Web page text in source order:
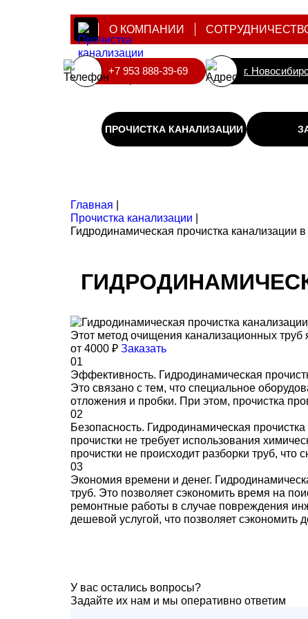
О КОМПАНИИ
+7 953 888-39-69 г.
ПРОЧИСТКА КАНАЛИЗАЦИИ
Главная
Прочистка канализации
Гидродинамическая прочистка канализации
Этот метод очищения канализационных
от 4000 ₽ Заказать
01
Эффективность. Гидродинамическая
Это связано с тем, что специальное
отложения и пробки. При этом, прочистка
02
Безопасность. Гидродинамическая
прочистки не требует использования
прочистки не происходит разборки труб,
03
Экономия времени и денег.
труб. Это позволяет сэкономить время на
ремонтные работы в случае повреждения
дешевой услугой, что позволяет
У вас остались вопросы?
Задайте их нам и мы оперативно ответим